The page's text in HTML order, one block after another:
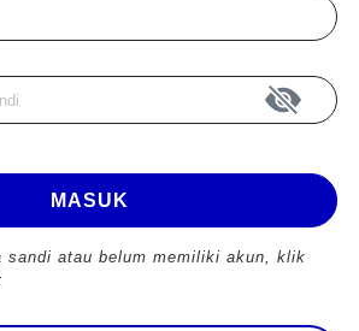
MASUK
sandi atau belum memiliki akun, klik